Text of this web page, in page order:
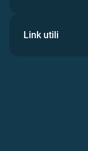
Link utili